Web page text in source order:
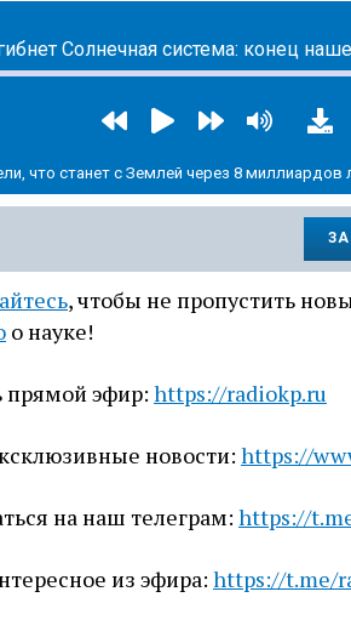
Солнечная система: конец
что станет с Землей через 8 миллиардов
, чтобы не пропустить
о науке!
эфир: https://radiokp.ru
новости: https://
на наш телеграм: https://
из эфира: https://t.me/